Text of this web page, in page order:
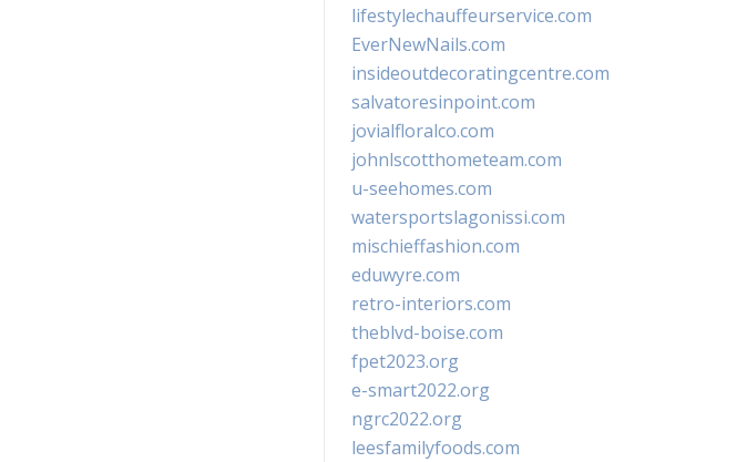
lifestylechauffeurservice.com
EverNewNails.com
insideoutdecoratingcentre.com
salvatoresinpoint.com
jovialfloralco.com
johnlscotthometeam.com
u-seehomes.com
watersportslagonissi.com
mischieffashion.com
eduwyre.com
retro-interiors.com
theblvd-boise.com
fpet2023.org
e-smart2022.org
ngrc2022.org
leesfamilyfoods.com